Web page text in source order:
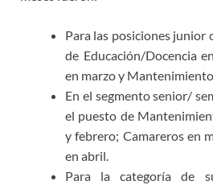
Para las posiciones junior
de Educación/Docencia
en marzo y
En el segmento senior/
el puesto de
y febrero; Camareros en
en abril.
Para la categoría de